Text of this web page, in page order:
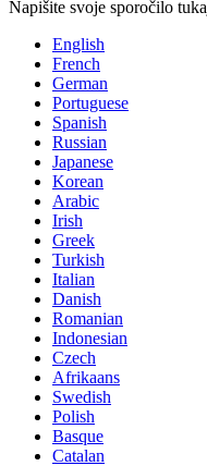
Napišite svoje sporočilo
English
French
German
Portuguese
Spanish
Russian
Japanese
Korean
Arabic
Irish
Greek
Turkish
Italian
Danish
Romanian
Indonesian
Czech
Afrikaans
Swedish
Polish
Basque
Catalan